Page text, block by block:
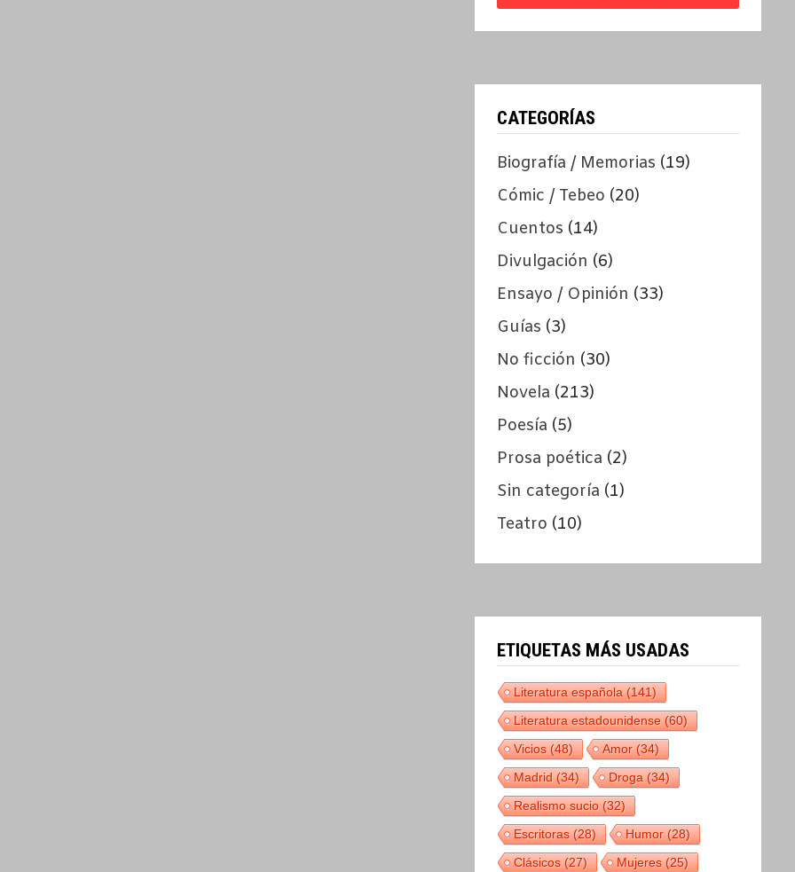
CATEGORÍAS
Biografía / Memorias (19)
Cómic / Tebeo (20)
Cuentos (14)
Divulgación (6)
Ensayo / Opinión (33)
Guías (3)
No ficción (30)
Novela (213)
Poesía (5)
Prosa poética (2)
Sin categoría (1)
Teatro (10)
ETIQUETAS MÁS USADAS
Literatura española(141)
Literatura estadounidense(60)
Vicios(48) Amor(34)
Madrid(34) Droga(34)
Realismo sucio(32)
Escritoras(28) Humor(28)
Clásicos(27) Mujeres(25)